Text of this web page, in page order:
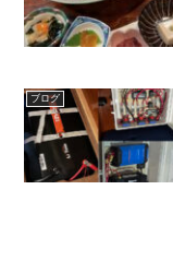
ブログ